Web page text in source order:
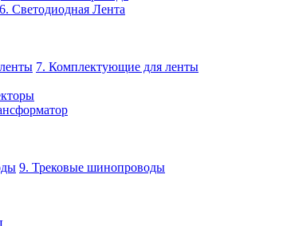
6. Светодиодная Лента
7. Комплектующие для ленты
9. Трековые шинопроводы